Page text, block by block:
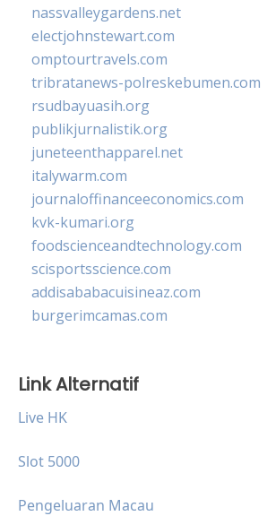
nassvalleygardens.net
electjohnstewart.com
omptourtravels.com
tribratanews-polreskebumen.com
rsudbayuasih.org
publikjurnalistik.org
juneteenthapparel.net
italywarm.com
journaloffinanceeconomics.com
kvk-kumari.org
foodscienceandtechnology.com
scisportsscience.com
addisababacuisineaz.com
burgerimcamas.com
Link Alternatif
Live HK
Slot 5000
Pengeluaran Macau